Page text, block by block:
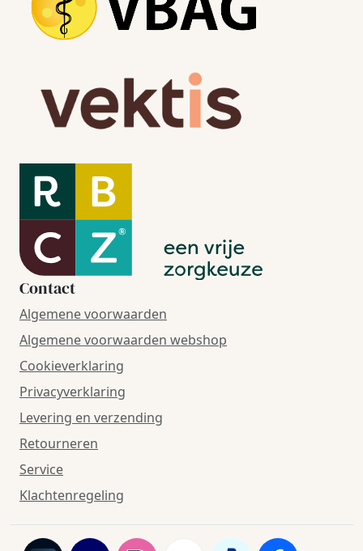
Contact
Algemene voorwaarden
Algemene voorwaarden webshop
Cookieverklaring
Privacyverklaring
Levering en verzending
Retourneren
Service
Klachtenregeling